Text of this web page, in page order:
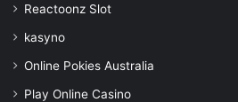
Reactoonz Slot
kasyno
Online Pokies Australia
Play Online Casino